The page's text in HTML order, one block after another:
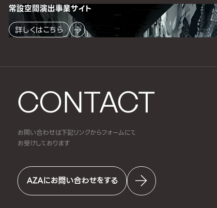
CONTACT
お問い合わせは下記リンクからフォームにて
お受けしております
AZAにお問い合わせをする
常設空間演出事業サイト
詳しくはこちら